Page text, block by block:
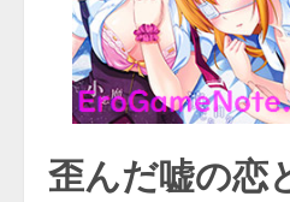
歪んだ嘘の恋